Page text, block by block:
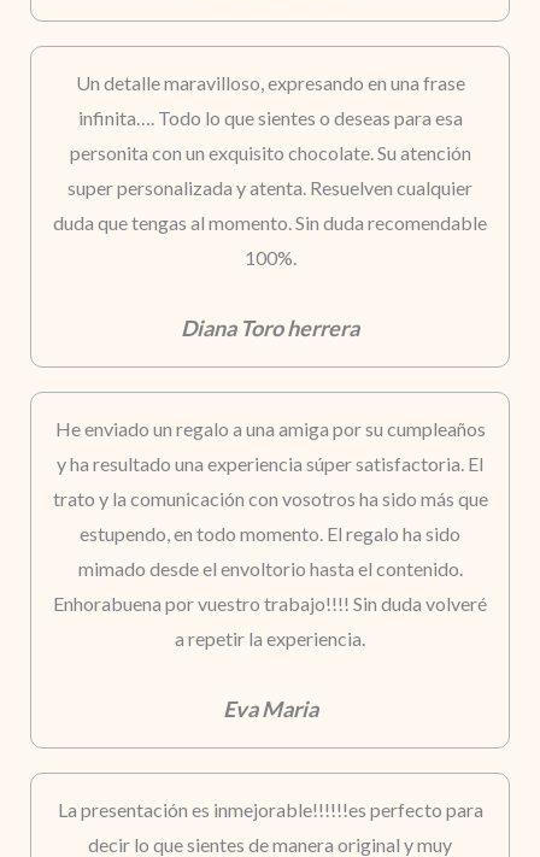
Un detalle maravilloso, expresando en una frase
infinita…. Todo lo que sientes o deseas para esa
personita con un exquisito chocolate. Su atención
super personalizada y atenta. Resuelven cualquier
duda que tengas al momento. Sin duda recomendable
100%.
Diana Toro herrera
He enviado un regalo a una amiga por su cumpleaños
y ha resultado una experiencia súper satisfactoria. El
trato y la comunicación con vosotros ha sido más que
estupendo, en todo momento. El regalo ha sido
mimado desde el envoltorio hasta el contenido.
Enhorabuena por vuestro trabajo!!!! Sin duda volveré
a repetir la experiencia.
Eva Maria
La presentación es inmejorable!!!!!!es perfecto para
decir lo que sientes de manera original y muy